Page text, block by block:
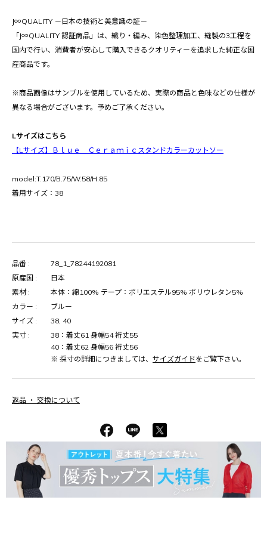
J∞QUALITY －日本の技術と美意識の証－
「J∞QUALITY 認証商品」は、織り・編み、染色整理加工、縫製の3工程を
国内で行い、消費者が安心して購入できるクオリティーを追求した純正な国
産商品です。
※商品画像はサンプルを使用しているため、実際の商品と色味などの仕様が
異なる場合がございます。予めご了承ください。
Lサイズはこちら
【Lサイズ】Ｂｌｕｅ Ｃｅｒａｍｉｃスタンドカラーカットソー
model:T.170/B.75/W.58/H.85
着用サイズ：38
品番 :
78_1_78244192081
原産国 :
日本
素材 :
本体：綿100% テープ：ポリエステル95% ポリウレタン5%
カラー :
ブルー
サイズ :
38, 40
実寸 :
38：着丈61 身幅54 裄丈55
40：着丈62 身幅56 裄丈56
※ 採寸の詳細につきましては、 サイズガイドをご覧下さい。
返品 ・ 交換について